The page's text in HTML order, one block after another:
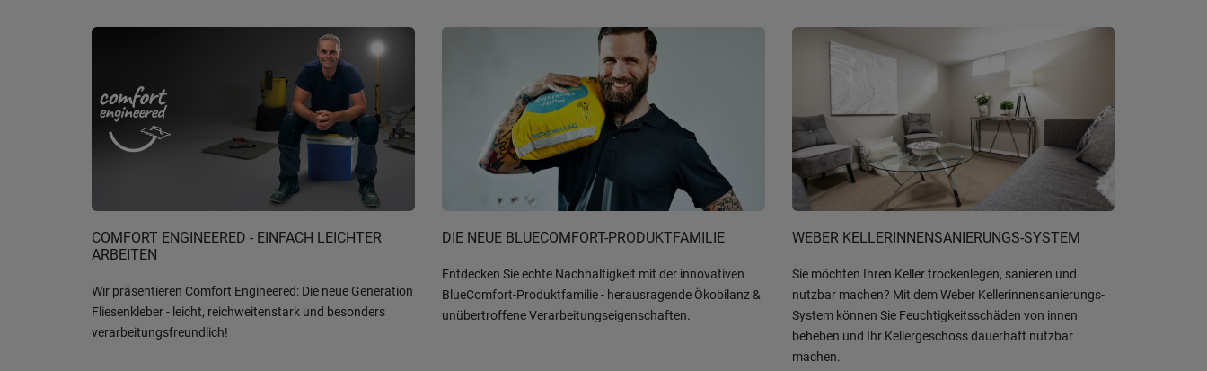
COMFORT ENGINEERED - EINFACH LEICHTER
ARBEITEN
Wir präsentieren Comfort Engineered: Die neue Generation
Fliesenkleber - leicht, reichweitenstark und besonders
verarbeitungsfreundlich!
DIE NEUE BLUECOMFORT-PRODUKTFAMILIE
Entdecken Sie echte Nachhaltigkeit mit der innovativen
BlueComfort-Produktfamilie - herausragende Ökobilanz &
unübertroffene Verarbeitungseigenschaften.
WEBER KELLERINNENSANIERUNGS-SYSTEM
Sie möchten Ihren Keller trockenlegen, sanieren und
nutzbar machen? Mit dem Weber Kellerinnensanierungs-
System können Sie Feuchtigkeitsschäden von innen
beheben und Ihr Kellergeschoss dauerhaft nutzbar
machen.